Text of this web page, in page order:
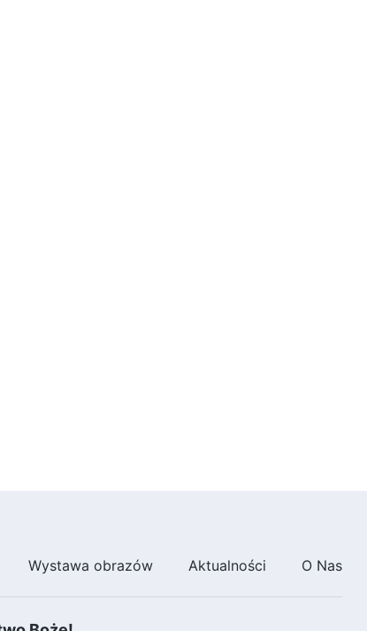
Wystawa obrazów Aktualności O Nas